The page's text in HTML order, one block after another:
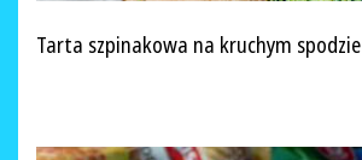
Tarta szpinakowa na kruchym spodzie